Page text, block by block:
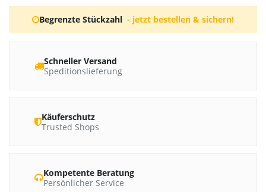
Begrenzte Stückzahl - jetzt bestellen & sichern!
Schneller Versand
Speditionslieferung
Käuferschutz
Trusted Shops
Kompetente Beratung
Persönlicher Service